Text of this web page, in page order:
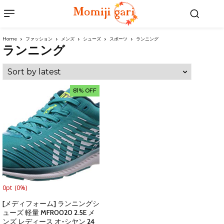
Home ファッション メンズ シューズ スポーツ ランニング
ランニング
81% OFF
0pt (0%)
[メディフォーム] ランニングシ
ューズ 軽量 MFR0020 2.5E メ
ンズ レディース オ-シヤン 24